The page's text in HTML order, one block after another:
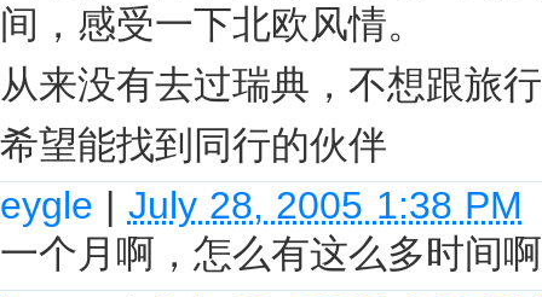
间，感受一下北欧风情。
从来没有去过瑞典，不想跟旅
希望能找到同行的伙伴
eygle | July 28, 2005 1:38 PM
一个月啊，怎么有这么多时间